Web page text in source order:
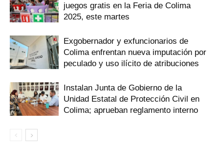
juegos gratis en la Feria de Colima
2025, este martes
Exgobernador y exfuncionarios de
Colima enfrentan nueva imputación por
peculado y uso ilícito de atribuciones
Instalan Junta de Gobierno de la
Unidad Estatal de Protección Civil en
Colima; aprueban reglamento interno